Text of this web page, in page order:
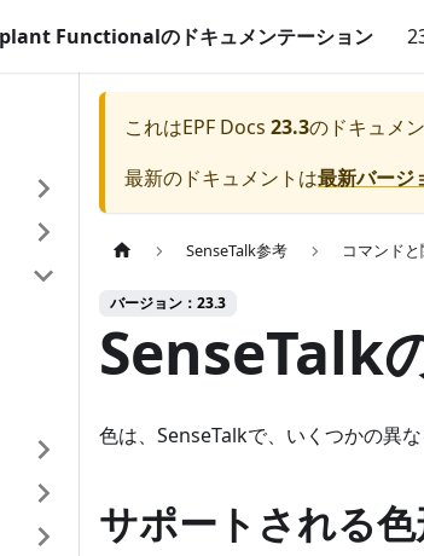
Functionalのドキュメンテーション
これはEPF Docs 23.3のドキュメ
最新のドキュメントは最新バージ
SenseTalk参考 コマンド
バージョン：23.3
SenseTalk
色は、SenseTalkで、いくつかの異
サポートされる